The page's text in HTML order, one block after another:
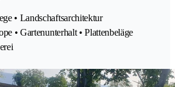
• Landschaftsarchitektur
• Gartenunterhalt • Plattenbeläge